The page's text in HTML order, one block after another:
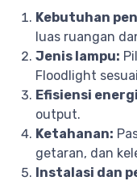
Kebutuhan
luas ruangan
Jenis lampu:
Floodlight
Efisiensi
output.
Ketahanan:
getaran, dan
Instalasi dan